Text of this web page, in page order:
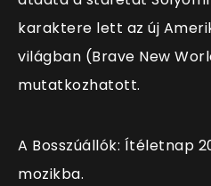
karaktere lett az új
világban (Brave New
mutatkozhatott.
A Bosszúállók: Ítéletnap
mozikba.